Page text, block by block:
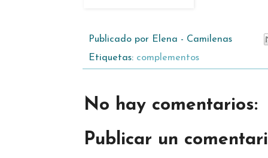
Publicado por Elena - Camilenas
Etiquetas: complementos
No hay comentarios:
Publicar un